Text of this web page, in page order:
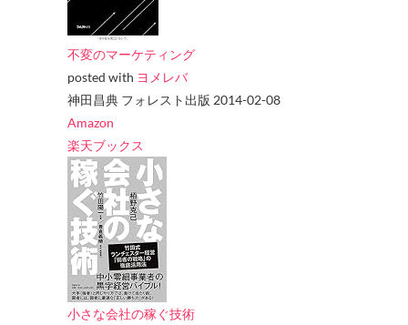
不変のマーケティング
posted with ヨメレバ
神田昌典 フォレスト出版 2014-02-08
Amazon
楽天ブックス
小さな会社の稼ぐ技術